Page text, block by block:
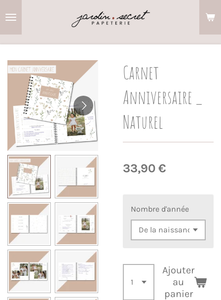
Carnet
Anniversaire _
Naturel
33,90 €
Nombre d'année
Ajouter
au
panier